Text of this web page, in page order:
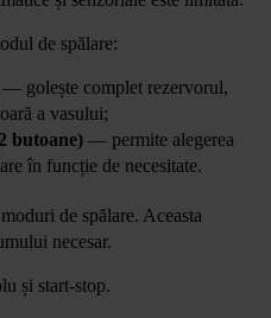
de spălare:
— golește complet rezervorul,
a vasului;
butoane) — permite alegerea
în funcție de necesitate.
de spălare. Aceasta
necesar.
și start-stop.